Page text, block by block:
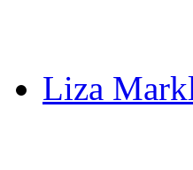
Liza